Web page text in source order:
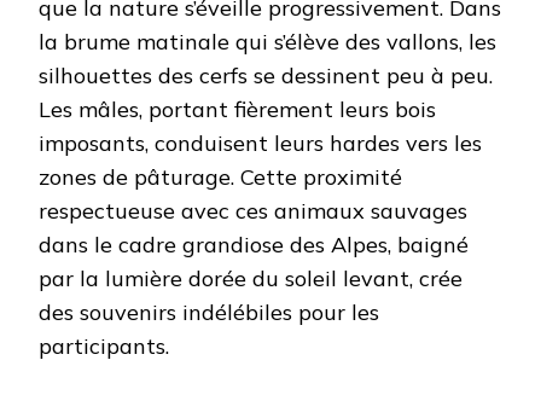
que la nature s’éveille progressivement. Dans
la brume matinale qui s’élève des vallons, les
silhouettes des cerfs se dessinent peu à peu.
Les mâles, portant fièrement leurs bois
imposants, conduisent leurs hardes vers les
zones de pâturage. Cette proximité
respectueuse avec ces animaux sauvages
dans le cadre grandiose des Alpes, baigné
par la lumière dorée du soleil levant, crée
des souvenirs indélébiles pour les
participants.